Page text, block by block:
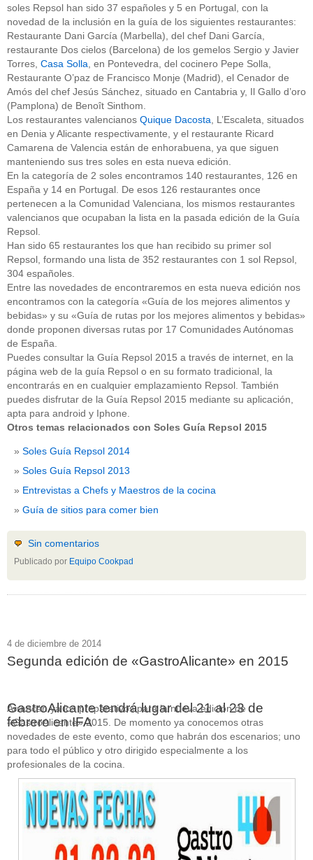
soles Repsol han sido 37 españoles y 5 en Portugal, con la
novedad de la inclusión en la guía de los siguientes restaurantes:
Restaurante Dani García (Marbella), del chef Dani García,
restaurante Dos cielos (Barcelona) de los gemelos Sergio y Javier
Torres, Casa Solla , en Pontevedra, del cocinero Pepe Solla,
Restaurante O’paz de Francisco Monje (Madrid), el Cenador de
Amós del chef Jesús Sánchez, situado en Cantabria y, Il Gallo d’oro
(Pamplona) de Benoît Sinthom.
Los restaurantes valencianos Quique Dacosta , L’Escaleta, situados
en Denia y Alicante respectivamente, y el restaurante Ricard
Camarena de Valencia están de enhorabuena, ya que siguen
manteniendo sus tres soles en esta nueva edición.
En la categoría de 2 soles encontramos 140 restaurantes, 126 en
España y 14 en Portugal. De esos 126 restaurantes once
pertenecen a la Comunidad Valenciana, los mismos restaurantes
valencianos que ocupaban la lista en la pasada edición de la Guía
Repsol.
Han sido 65 restaurantes los que han recibido su primer sol
Repsol, formando una lista de 352 restaurantes con 1 sol Repsol,
304 españoles.
Entre las novedades de encontraremos en esta nueva edición nos
encontramos con la categoría «Guía de los mejores alimentos y
bebidas» y su «Guía de rutas por los mejores alimentos y bebidas»
donde proponen diversas rutas por 17 Comunidades Autónomas
de España.
Puedes consultar la Guía Repsol 2015 a través de internet, en la
página web de la guía Repsol o en su formato tradicional, la
encontrarás en en cualquier emplazamiento Repsol. También
puedes disfrutar de la Guía Repsol 2015 mediante su aplicación,
apta para android y Iphone.
Otros temas relacionados con Soles Guía Repsol 2015
Soles Guía Repsol 2014
Soles Guía Repsol 2013
Entrevistas a Chefs y Maestros de la cocina
Guía de sitios para comer bien
Sin comentarios
Publicado por Equipo Cookpad
4 de diciembre de 2014
Segunda edición de «GastroAlicante» en 2015
GastroAlicante tendrá lugar del 21 al 23 de
febrero en IFA
Arrancan ya los preparativos para la nueva edición de
«GastroAlicante» 2015. De momento ya conocemos otras
novedades de este evento, como que habrán dos escenarios; uno
para todo el público y otro dirigido especialmente a los
profesionales de la cocina.